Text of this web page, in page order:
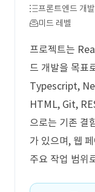
프론트엔드 개
미드 레벨
프로젝트는
드 개발을 목표
Typescript,
HTML, Git,
으로는 기존 결
가 있으며, 웹
주요 작업 범위